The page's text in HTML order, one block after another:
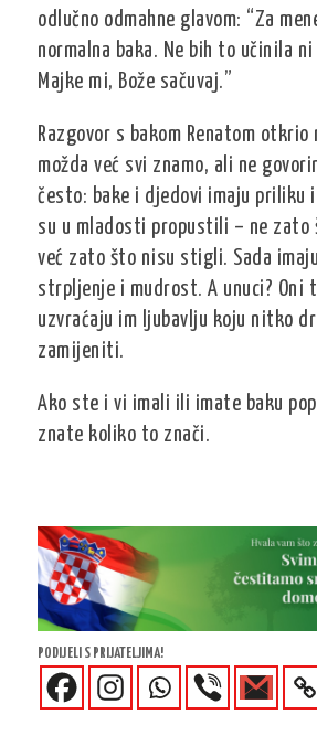
odlučno odmahne glavom: “Za
normalna baka. Ne bih to učinila
Majke mi, Bože sačuvaj.”
Razgovor s bakom Renatom otkrio
možda već svi znamo, ali ne
često: bake i djedovi imaju priliku
su u mladosti propustili – ne
već zato što nisu stigli. Sada
strpljenje i mudrost. A unuci? Oni
uzvraćaju im ljubavlju koju nitko
zamijeniti.
Ako ste i vi imali ili imate baku
znate koliko to znači.
PODIJELI S PRIJATELJIMA!